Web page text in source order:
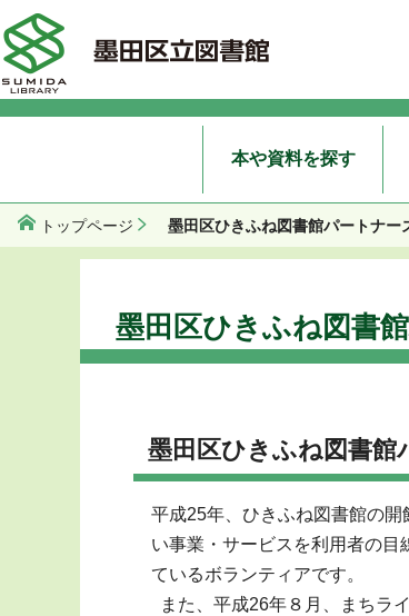
本や資料を探す
トップページ 墨田区ひきふね図書館パートナー
墨田区ひきふね図書
墨田区ひきふね図書館
平成25年、ひきふね図書館の
い事業・サービスを利用者の
ているボランティアです。
また、平成26年８月、まちラ